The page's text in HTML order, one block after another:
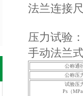
法兰连接
压力试验
手动法兰
公称通
公称压
试验压
Ps（